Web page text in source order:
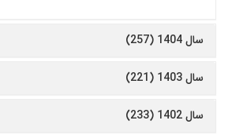
سال 1404 (257)
سال 1403 (221)
سال 1402 (233)